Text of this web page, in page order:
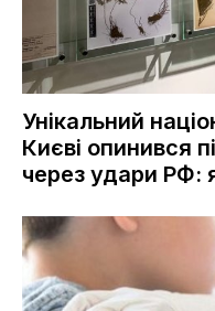
Унікальний
Києві опинився
через удари РФ: